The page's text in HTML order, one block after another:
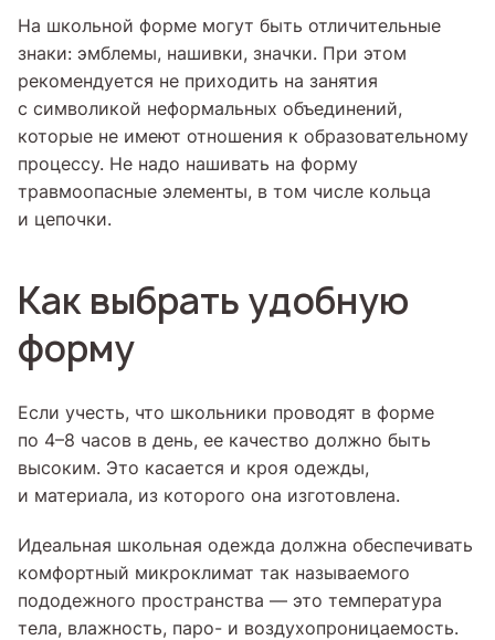
На школьной форме могут быть отличительные
знаки: эмблемы, нашивки, значки. При этом
рекомендуется не приходить на занятия
с символикой неформальных объединений,
которые не имеют отношения к образовательному
процессу. Не надо нашивать на форму
травмоопасные элементы, в том числе кольца
и цепочки.
Как выбрать удобную
форму
Если учесть, что школьники проводят в форме
по 4–8 часов в день, ее качество должно быть
высоким. Это касается и кроя одежды,
и материала, из которого она изготовлена.
Идеальная школьная одежда должна обеспечивать
комфортный микроклимат так называемого
пододежного пространства — это температура
тела, влажность, паро- и воздухопроницаемость.